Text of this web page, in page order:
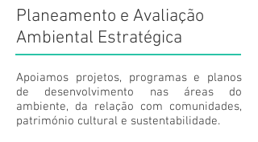
Planeamento e Avaliação
Ambiental Estratégica
Apoiamos projetos, programas e planos
de desenvolvimento nas áreas do
ambiente, da relação com comunidades,
património cultural e sustentabilidade.